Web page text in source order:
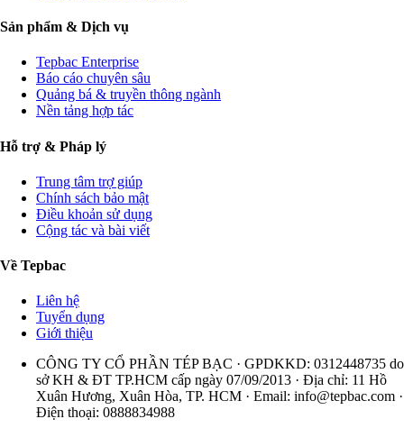
Sản phẩm & Dịch vụ
Tepbac Enterprise
Báo cáo chuyên sâu
Quảng bá & truyền thông ngành
Nền tảng hợp tác
Hỗ trợ & Pháp lý
Trung tâm trợ giúp
Chính sách bảo mật
Điều khoản sử dụng
Cộng tác và bài viết
Về Tepbac
Liên hệ
Tuyển dụng
Giới thiệu
CÔNG TY CỔ PHẦN TÉP BẠC · GPDKKD: 0312448735 do
sở KH & ĐT TP.HCM cấp ngày 07/09/2013 · Địa chỉ: 11 Hồ
Xuân Hương, Xuân Hòa, TP. HCM · Email: info@tepbac.com ·
Điện thoại: 0888834988